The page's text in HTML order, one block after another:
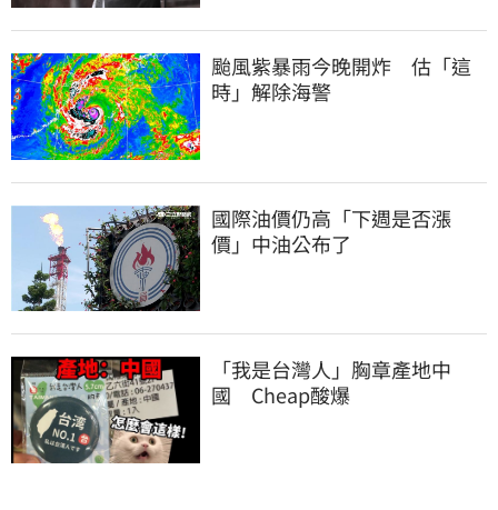
颱風紫暴雨今晚開炸　估「這
時」解除海警
國際油價仍高「下週是否漲
價」中油公布了
「我是台灣人」胸章產地中
國　Cheap酸爆